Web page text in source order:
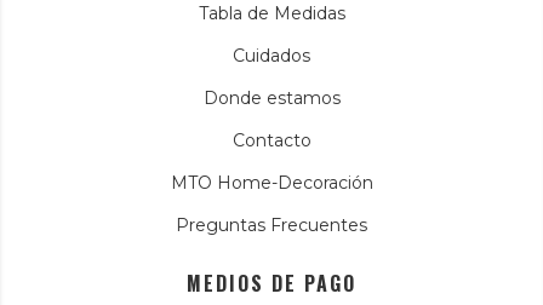
Tabla de Medidas
Cuidados
Donde estamos
Contacto
MTO Home-Decoración
Preguntas Frecuentes
MEDIOS DE PAGO